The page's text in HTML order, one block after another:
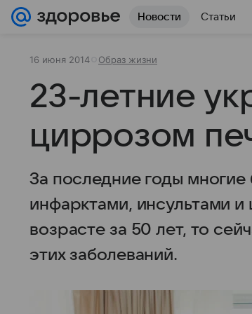
Новости Статьи
16 июня 2014 Образ жизни
23-летние
циррозом
За последние годы
инфарктами, инсультами
возрасте за 50 лет, то
этих заболеваний.